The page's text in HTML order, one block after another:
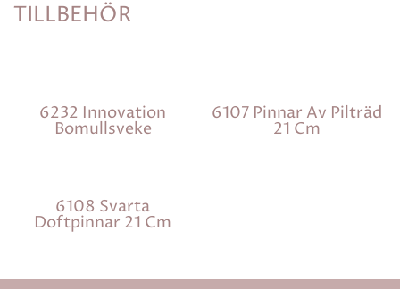
TILLBEHÖR
6232 Innovation
Bomullsveke
6107 Pinnar Av Pilträd
21 Cm
6108 Svarta
Doftpinnar 21 Cm